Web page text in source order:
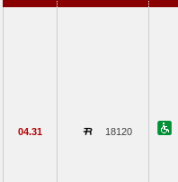
04.31 18120